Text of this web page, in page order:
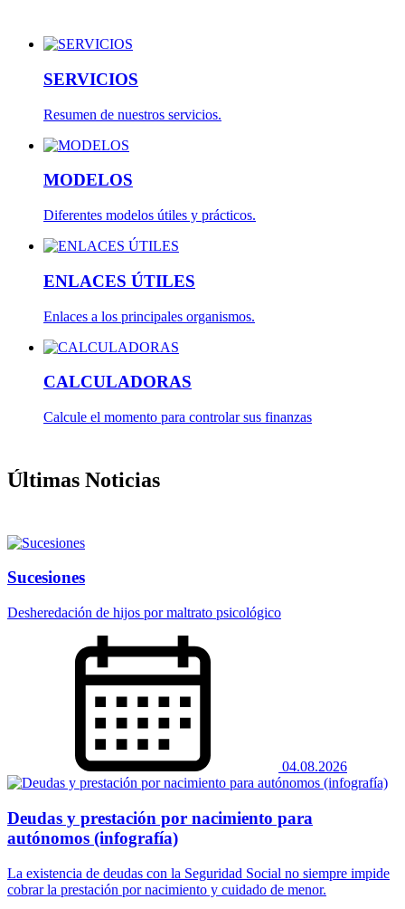
SERVICIOS
Resumen de nuestros servicios.
MODELOS
Diferentes modelos útiles y prácticos.
ENLACES ÚTILES
Enlaces a los principales organismos.
CALCULADORAS
Calcule el momento para controlar sus finanzas
Últimas Noticias
Sucesiones
Desheredación de hijos por maltrato psicológico
04.08.2026
Deudas y prestación por nacimiento para
autónomos (infografía)
La existencia de deudas con la Seguridad Social no siempre impide
cobrar la prestación por nacimiento y cuidado de menor.